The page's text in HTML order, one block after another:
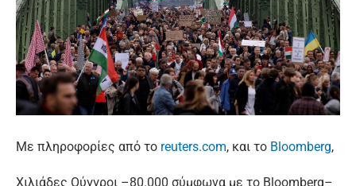
Με πληροφορίες από το reuters.com, και το Bloomberg,
Χιλιάδες Ούγγροι –80.000 σύμφωνα με το Bloomberg–